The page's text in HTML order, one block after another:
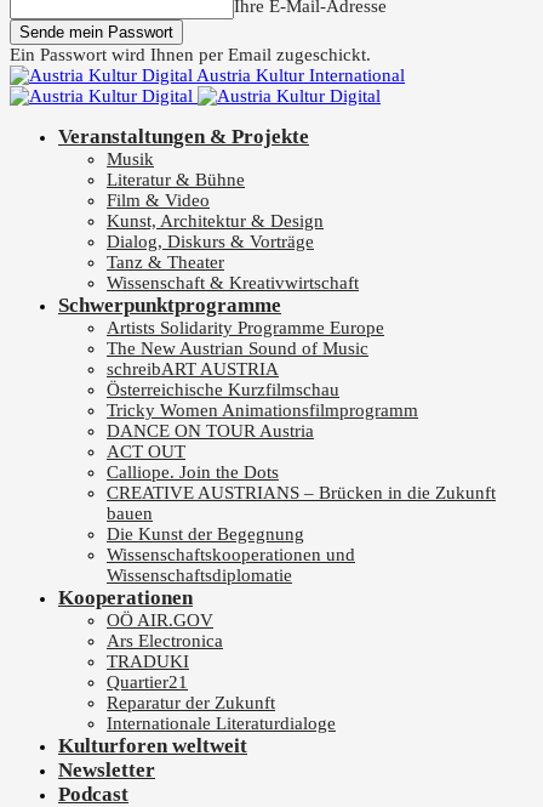
Ihre E-Mail-Adresse
Ein Passwort wird Ihnen per Email zugeschickt.
Austria Kultur International
Veranstaltungen & Projekte
Musik
Literatur & Bühne
Film & Video
Kunst, Architektur & Design
Dialog, Diskurs & Vorträge
Tanz & Theater
Wissenschaft & Kreativwirtschaft
Schwerpunktprogramme
Artists Solidarity Programme Europe
The New Austrian Sound of Music
schreibART AUSTRIA
Österreichische Kurzfilmschau
Tricky Women Animationsfilmprogramm
DANCE ON TOUR Austria
ACT OUT
Calliope. Join the Dots
CREATIVE AUSTRIANS – Brücken in die Zukunft
bauen
Die Kunst der Begegnung
Wissenschaftskooperationen und
Wissenschaftsdiplomatie
Kooperationen
OÖ AIR.GOV
Ars Electronica
TRADUKI
Quartier21
Reparatur der Zukunft
Internationale Literaturdialoge
Kulturforen weltweit
Newsletter
Podcast